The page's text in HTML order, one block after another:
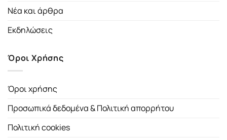
Νέα και άρθρα
Εκδηλώσεις
Όροι Χρήσης
Όροι χρήσης
Προσωπικά δεδομένα & Πολιτική απορρήτου
Πολιτική cookies